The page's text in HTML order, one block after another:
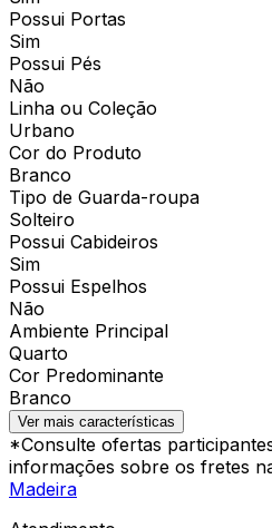
Possui Portas
Sim
Possui Pés
Não
Linha ou Coleção
Urbano
Cor do Produto
Branco
Tipo de Guarda-roupa
Solteiro
Possui Cabideiros
Sim
Possui Espelhos
Não
Ambiente Principal
Quarto
Cor Predominante
Branco
Ver mais características
*Consulte ofertas
informações sobre os fretes
Madeira